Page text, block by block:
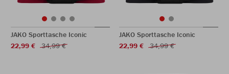
JAKO Sporttasche Iconic
22,99 €
34,99 €
JAKO Sporttasche Iconic
22,99 €
34,99 €